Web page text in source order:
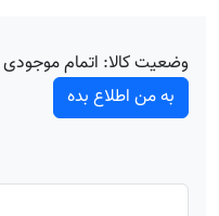
وضعیت کالا: اتمام موجودی
به من اطلاع بده